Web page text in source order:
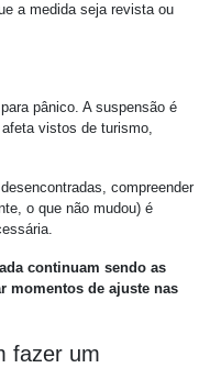
a medida seja revista ou
pânico. A suspensão é
vistos de turismo,
compreender
o que não mudou) é
continuam sendo as
momentos de ajuste nas
fazer um